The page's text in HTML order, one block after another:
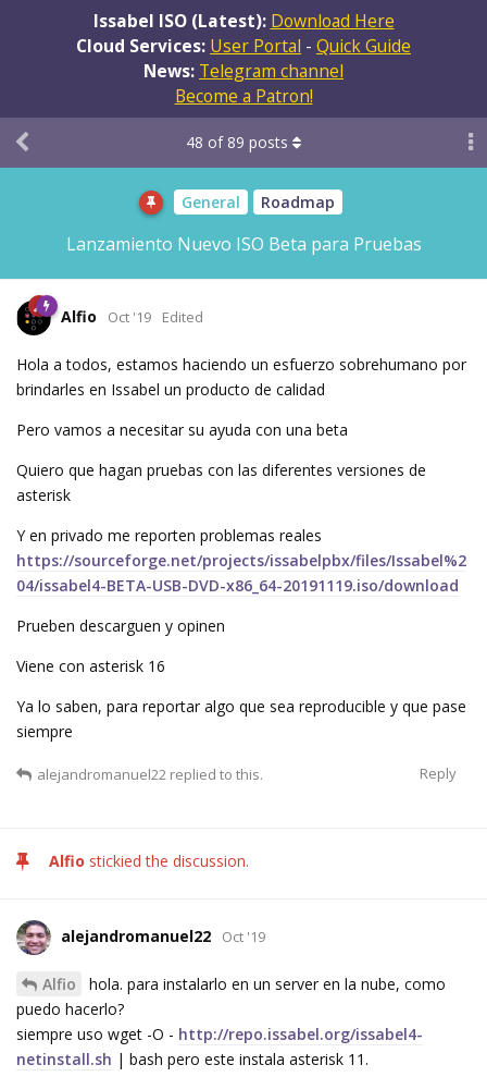
Issabel ISO (Latest): Download Here
Cloud Services: User Portal - Quick Guide
News: Telegram channel
Become a Patron!
General Roadmap
Lanzamiento Nuevo ISO Beta para Pruebas
48 of 89 posts
Alfio Oct '19 Edited
Hola a todos, estamos haciendo un esfuerzo sobrehumano por
brindarles en Issabel un producto de calidad
Pero vamos a necesitar su ayuda con una beta
Quiero que hagan pruebas con las diferentes versiones de
asterisk
Y en privado me reporten problemas reales
https://sourceforge.net/projects/issabelpbx/files/Issabel%2
04/issabel4-BETA-USB-DVD-x86_64-20191119.iso/download
Prueben descarguen y opinen
Viene con asterisk 16
Ya lo saben, para reportar algo que sea reproducible y que pase
siempre
Reply
alejandromanuel22 replied to this.
Alfio stickied the discussion.
alejandromanuel22 Oct '19
Alfio
hola. para instalarlo en un server en la nube, como
puedo hacerlo?
siempre uso wget -O - http://repo.issabel.org/issabel4-
netinstall.sh | bash pero este instala asterisk 11.